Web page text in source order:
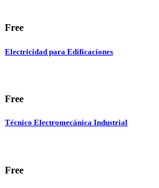
Free
Electricidad para Edificaciones
Free
Técnico Electromecánica Industrial
Free